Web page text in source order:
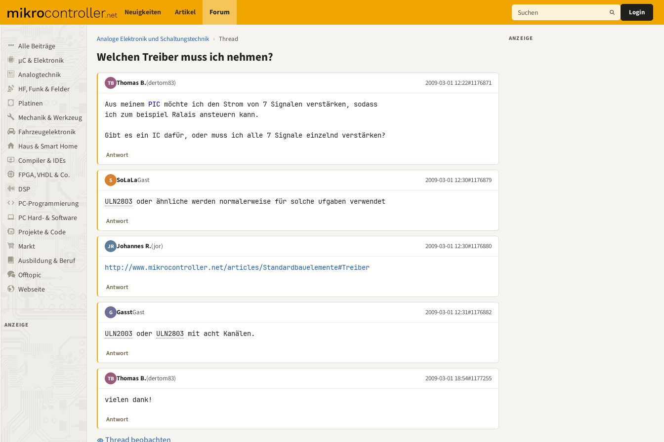
Neuigkeiten Artikel Forum Login
Alle Beiträge
µC & Elektronik
Analogtechnik
HF, Funk & Felder
Platinen
Mechanik & Werkzeug
Fahrzeugelektronik
Haus & Smart Home
Compiler & IDEs
FPGA, VHDL & Co.
DSP
PC-Programmierung
PC Hard- & Software
Projekte & Code
Markt
Ausbildung & Beruf
Offtopic
Webseite
ANZEIGE
Analoge Elektronik und Schaltungstechnik › Thread
Welchen Treiber muss ich nehmen?
TB Thomas B.(dertom83) 2009-03-01 12:22#1176871
Aus meinem PIC möchte ich den Strom von 7 Signalen verstärken, sodass
ich zum beispiel Ralais ansteuern kann.
Gibt es ein IC dafür, oder muss ich alle 7 Signale einzelnd verstärken?
Antwort
S SoLaLaGast 2009-03-01 12:30#1176879
ULN2803 oder ähnliche werden normalerweise für solche ufgaben verwendet
Antwort
JR Johannes R.(jor) 2009-03-01 12:30#1176880
http://www.mikrocontroller.net/articles/Standardbauelemente#Treiber
Antwort
G GasstGast 2009-03-01 12:31#1176882
ULN2003 oder ULN2803 mit acht Kanälen.
Antwort
TB Thomas B.(dertom83) 2009-03-01 18:54#1177255
vielen dank!
Antwort
ANZEIGE